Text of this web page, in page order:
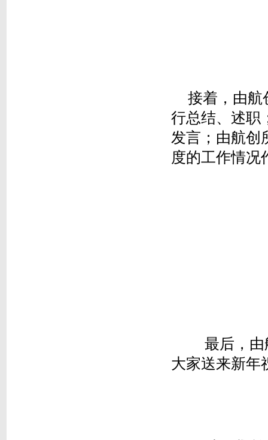
接着，由航
行总结、述职
发言；由航创
度的工作情况
最后，由
大家送来新年